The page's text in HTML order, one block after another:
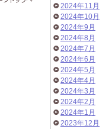
2024年11月
2024年10月
2024年9月
2024年8月
2024年7月
2024年6月
2024年5月
2024年4月
2024年3月
2024年2月
2024年1月
2023年12月